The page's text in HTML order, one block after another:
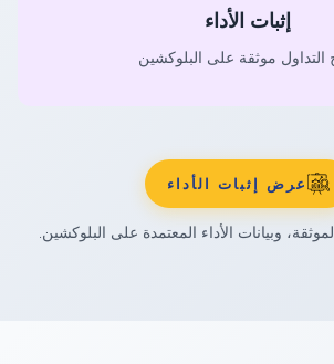
إثبات الأداء
التداول موثقة على البلوكشين
عرض إثبات الأداء
وبيانات الأداء المعتمدة على البلوكشين.